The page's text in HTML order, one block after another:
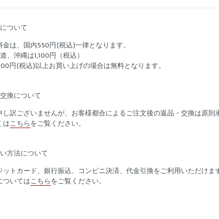
ついて
金は、国内550円(税込)一律となります。
、沖縄は1,100円（税込）
円(税込)以上お買い上げの場合は無料となります。
換について
し訳ございませんが、お客様都合によるご注文後の返品・交換は原則
はこちら をご覧ください。
方法について
ットカード、銀行振込、コンビニ決済、代金引換をご利用いただけま
ついてはこちら をご覧ください。